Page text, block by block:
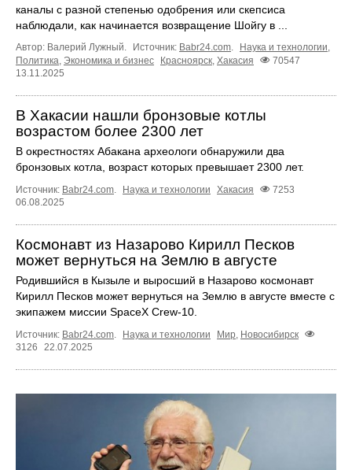
каналы с разной степенью одобрения или скепсиса
наблюдали, как начинается возвращение Шойгу в ...
Автор: Валерий Лужный. Источник: Babr24.com. Наука и технологии,
Политика, Экономика и бизнес Красноярск, Хакасия
70547
13.11.2025
В Хакасии нашли бронзовые котлы
возрастом более 2300 лет
В окрестностях Абакана археологи обнаружили два
бронзовых котла, возраст которых превышает 2300 лет.
Источник: Babr24.com. Наука и технологии Хакасия
7253
06.08.2025
Космонавт из Назарово Кирилл Песков
может вернуться на Землю в августе
Родившийся в Кызыле и выросший в Назарово космонавт
Кирилл Песков может вернуться на Землю в августе вместе с
экипажем миссии SpaceX Crew-10.
Источник: Babr24.com. Наука и технологии Мир, Новосибирск
3126
22.07.2025